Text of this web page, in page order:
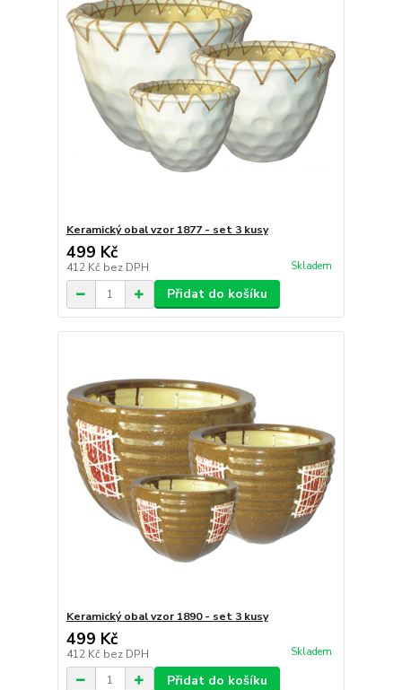
Keramický obal vzor 1877 - set 3 kusy
499 Kč
412 Kč bez DPH Skladem
Přidat do košíku
Keramický obal vzor 1890 - set 3 kusy
499 Kč
412 Kč bez DPH Skladem
Přidat do košíku